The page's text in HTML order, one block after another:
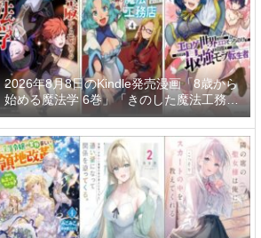
2026年8月8日のKindle発売漫画「8歳から
始める魔法学 6巻」「きのした魔法工務店
異世界工法で最強の家づくりを 4巻」「迷
宮狂走曲 3 ～エロゲ世界なのにエロそっ
ちのけでひたすら最強を目指すモブ転生者
～」など